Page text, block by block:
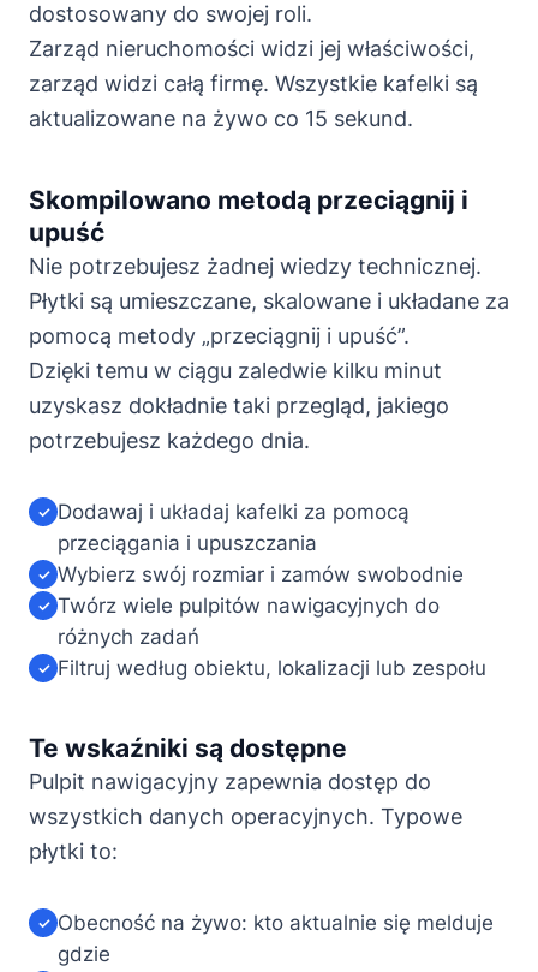
dostosowany do swojej roli.
Zarząd nieruchomości widzi jej właściwości,
zarząd widzi całą firmę. Wszystkie kafelki są
aktualizowane na żywo co 15 sekund.
Skompilowano metodą przeciągnij i
upuść
Nie potrzebujesz żadnej wiedzy technicznej.
Płytki są umieszczane, skalowane i układane za
pomocą metody „przeciągnij i upuść”.
Dzięki temu w ciągu zaledwie kilku minut
uzyskasz dokładnie taki przegląd, jakiego
potrzebujesz każdego dnia.
✓ Dodawaj i układaj kafelki za pomocą
przeciągania i upuszczania
✓ Wybierz swój rozmiar i zamów swobodnie
✓ Twórz wiele pulpitów nawigacyjnych do
różnych zadań
✓ Filtruj według obiektu, lokalizacji lub zespołu
Te wskaźniki są dostępne
Pulpit nawigacyjny zapewnia dostęp do
wszystkich danych operacyjnych. Typowe
płytki to:
✓ Obecność na żywo: kto aktualnie się melduje
gdzie